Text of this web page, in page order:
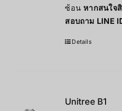
ซ้อน หากสนใจ
สอบถาม LINE
Details
Unitree B1